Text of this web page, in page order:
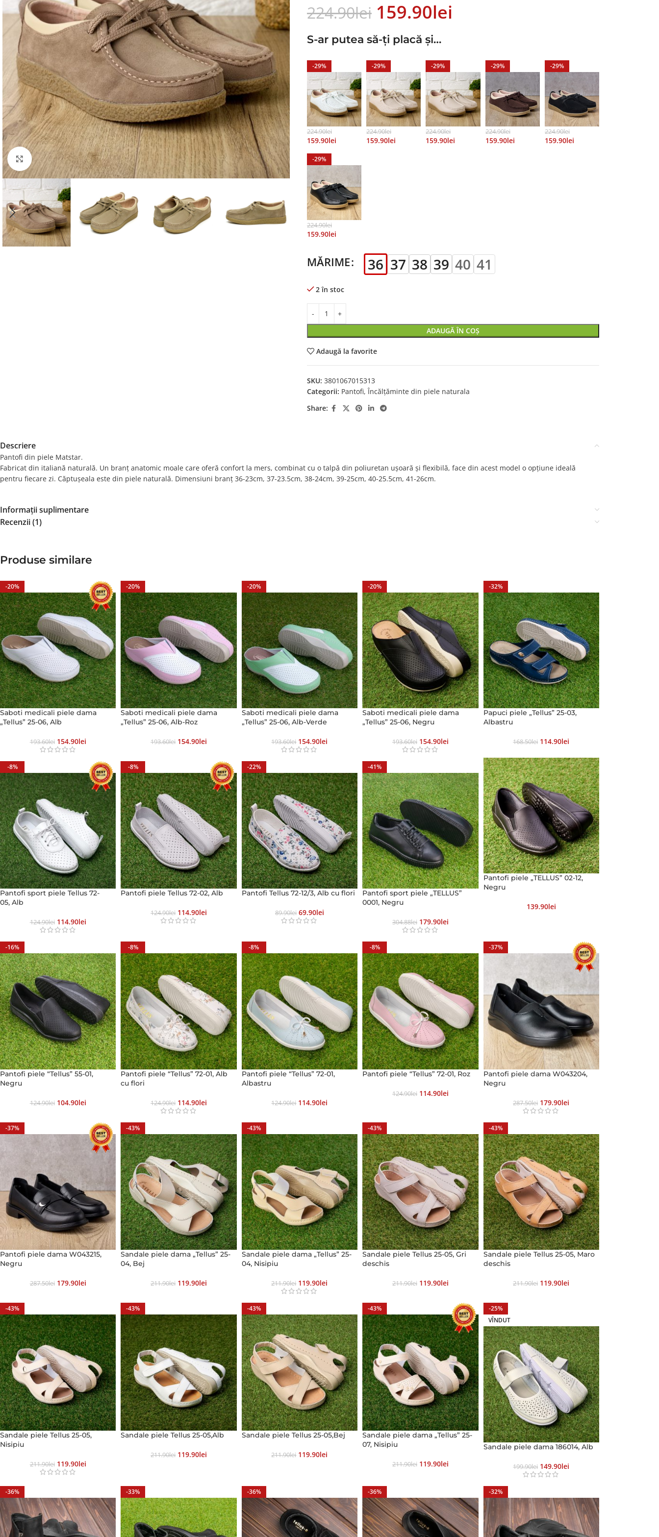
Faceți click pentru a mări
224.90Lei 159.90Lei
S-ar putea să-ți placă și…
-29%
224.90Lei
159.90Lei
-29%
224.90Lei
159.90Lei
-29%
224.90Lei
159.90Lei
-29%
224.90Lei
159.90Lei
-29%
224.90Lei
159.90Lei
-29%
224.90Lei
159.90Lei
MĂRIME 36 37 38 39 40 41
2 în stoc
ADAUGĂ ÎN COȘ
Adaugă la favorite
SKU: 3801067015313
Categorii: Pantofi, Încălțăminte din piele naturala
Share:
Descriere
Pantofi din piele Matstar.
Fabricat din italiană naturală. Un branț anatomic moale care oferă confort la mers, combinat cu o talpă din poliuretan ușoară și flexibilă, face din acest model o opțiune ideală
pentru fiecare zi. Căptușeala este din piele naturală. Dimensiuni branț 36-23cm, 37-23.5cm, 38-24cm, 39-25cm, 40-25.5cm, 41-26cm.
Informații suplimentare
Recenzii (1)
Produse similare
-20%
Saboti medicali piele dama
„Tellus” 25-06, Alb
193.60Lei 154.90Lei
-20%
Saboti medicali piele dama
„Tellus” 25-06, Alb-Roz
193.60Lei 154.90Lei
-20%
Saboti medicali piele dama
„Tellus” 25-06, Alb-Verde
193.60Lei 154.90Lei
-20%
Saboti medicali piele dama
„Tellus” 25-06, Negru
193.60Lei 154.90Lei
-32%
Papuci piele „Tellus” 25-03,
Albastru
168.50Lei 114.90Lei
-8%
Pantofi sport piele Tellus 72-
05, Alb
124.90Lei 114.90Lei
-8%
Pantofi piele Tellus 72-02, Alb
124.90Lei 114.90Lei
-22%
Pantofi Tellus 72-12/3, Alb cu flori
89.90Lei 69.90Lei
-41%
Pantofi sport piele „TELLUS”
0001, Negru
304.88Lei 179.90Lei
Pantofi piele „TELLUS” 02-12,
Negru
139.90Lei
-16%
Pantofi piele “Tellus” 55-01,
Negru
124.90Lei 104.90Lei
-8%
Pantofi piele “Tellus” 72-01, Alb
cu flori
124.90Lei 114.90Lei
-8%
Pantofi piele “Tellus” 72-01,
Albastru
124.90Lei 114.90Lei
-8%
Pantofi piele “Tellus” 72-01, Roz
124.90Lei 114.90Lei
-37%
Pantofi piele dama W043204,
Negru
287.50Lei 179.90Lei
-37%
Pantofi piele dama W043215,
Negru
287.50Lei 179.90Lei
-43%
Sandale piele dama „Tellus” 25-
04, Bej
211.90Lei 119.90Lei
-43%
Sandale piele dama „Tellus” 25-
04, Nisipiu
211.90Lei 119.90Lei
-43%
Sandale piele Tellus 25-05, Gri
deschis
211.90Lei 119.90Lei
-43%
Sandale piele Tellus 25-05, Maro
deschis
211.90Lei 119.90Lei
-43%
Sandale piele Tellus 25-05,
Nisipiu
211.90Lei 119.90Lei
-43%
Sandale piele Tellus 25-05,Alb
211.90Lei 119.90Lei
-43%
Sandale piele Tellus 25-05,Bej
211.90Lei 119.90Lei
-43%
Sandale piele dama „Tellus” 25-
07, Nisipiu
211.90Lei 119.90Lei
-25%
VÎNDUT
Sandale piele dama 186014, Alb
199.90Lei 149.90Lei
-36% -33% -36% -36% -32%